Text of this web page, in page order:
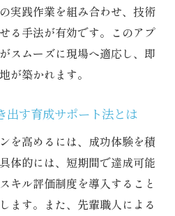
経験者募集の魅力を伝え
るリフォーム職人のやり
経験者募集に必要なアプ
る募集内容の工夫とは
経験者募集とキャリア支
実践作業を組み合わせ、技術
る手法が有効です。このアプ
スムーズに現場へ適応し、即
が築かれます。
出す育成サポート法とは
を高めるには、成功体験を積
体的には、短期間で達成可能
キル評価制度を導入すること
ます。また、先輩職人による